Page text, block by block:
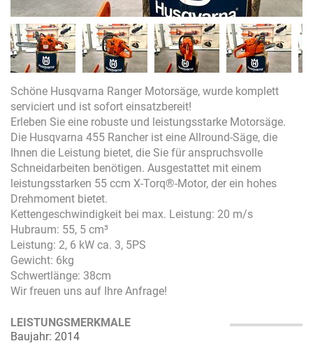
Schöne Husqvarna Ranger Motorsäge, wurde komplett
serviciert und ist sofort einsatzbereit!
Erleben Sie eine robuste und leistungsstarke Motorsäge.
Die Husqvarna 455 Rancher ist eine Allround-Säge, die
Ihnen die Leistung bietet, die Sie für anspruchsvolle
Schneidarbeiten benötigen. Ausgestattet mit einem
leistungsstarken 55 ccm X-Torq®-Motor, der ein hohes
Drehmoment bietet.
Kettengeschwindigkeit bei max. Leistung: 20 m/s
Hubraum: 55, 5 cm³
Leistung: 2, 6 kW ca. 3, 5PS
Gewicht: 6kg
Schwertlänge: 38cm
Wir freuen uns auf Ihre Anfrage!
LEISTUNGSMERKMALE
Baujahr: 2014